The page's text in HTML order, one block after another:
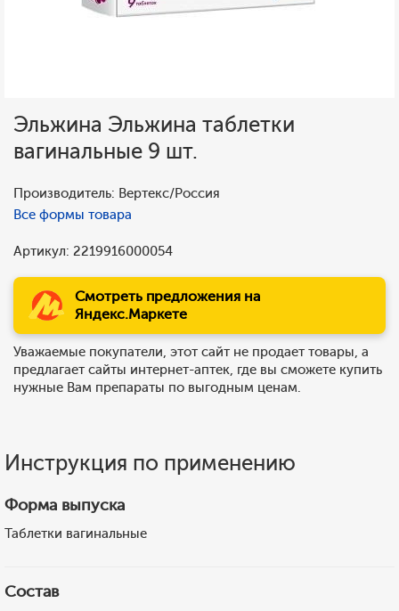
Эльжина Эльжина таблетки
вагинальные 9 шт.
Производитель: Вертекс/Россия
Все формы товара
Артикул: 2219916000054
Смотреть предложения на
Яндекс.Маркете
Уважаемые покупатели, этот сайт не продает товары, а
предлагает сайты интернет-аптек, где вы сможете купить
нужные Вам препараты по выгодным ценам.
Инструкция по применению
Форма выпуска
Таблетки вагинальные
Состав